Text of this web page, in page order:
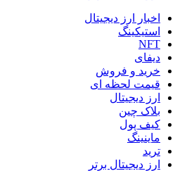
اخبار ارز دیجیتال
استیکینگ
NFT
دیفای
خرید و فروش
قیمت لحظه ای
ارز دیجیتال
بلاک‌ چین
کیف پول
ماینینگ
ترید
ارز دیجیتال برتر